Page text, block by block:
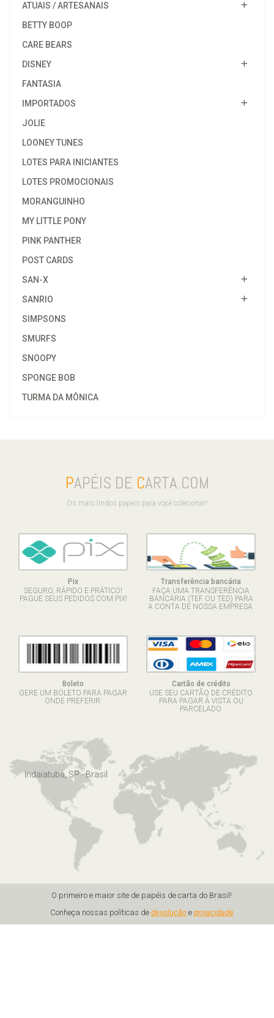
ATUAIS / ARTESANAIS
BETTY BOOP
CARE BEARS
DISNEY
FANTASIA
IMPORTADOS
JOLIE
LOONEY TUNES
LOTES PARA INICIANTES
LOTES PROMOCIONAIS
MORANGUINHO
MY LITTLE PONY
PINK PANTHER
POST CARDS
SAN-X
SANRIO
SIMPSONS
SMURFS
SNOOPY
SPONGE BOB
TURMA DA MÔNICA
PAPÉIS DE CARTA.COM
Os mais lindos papéis para você colecionar!
Pix
SEGURO, RÁPIDO E PRÁTICO!
PAGUE SEUS PEDIDOS COM PIX!
Transferência bancária
FAÇA UMA TRANSFERÊNCIA
BANCÁRIA (TEF OU TED) PARA
A CONTA DE NOSSA EMPRESA.
Boleto
GERE UM BOLETO PARA PAGAR
ONDE PREFERIR.
Cartão de crédito
USE SEU CARTÃO DE CRÉDITO
PARA PAGAR À VISTA OU
PARCELADO.
Indaiatuba, SP - Brasil
O primeiro e maior site de papéis de carta do Brasil!
Conheça nossas políticas de devoluçãoe privacidade